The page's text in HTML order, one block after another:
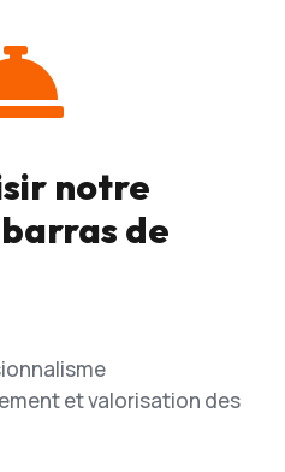
notre
de
et valorisation des